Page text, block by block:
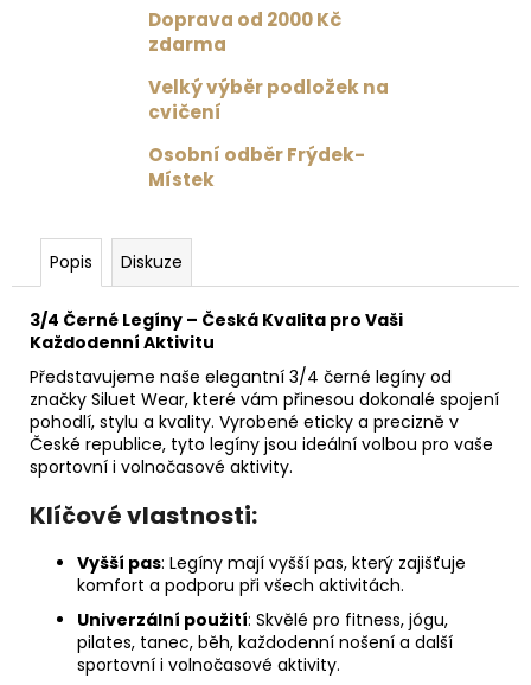
Doprava od 2000 Kč
zdarma
Velký výběr podložek na
cvičení
Osobní odběr Frýdek-
Místek
Popis Diskuze
3/4 Černé Legíny – Česká Kvalita pro Vaši
Každodenní Aktivitu
Představujeme naše elegantní 3/4 černé legíny od
značky Siluet Wear, které vám přinesou dokonalé spojení
pohodlí, stylu a kvality. Vyrobené eticky a precizně v
České republice, tyto legíny jsou ideální volbou pro vaše
sportovní i volnočasové aktivity.
Klíčové vlastnosti:
Vyšší pas: Legíny mají vyšší pas, který zajišťuje
komfort a podporu při všech aktivitách.
Univerzální použití: Skvělé pro fitness, jógu,
pilates, tanec, běh, každodenní nošení a další
sportovní i volnočasové aktivity.